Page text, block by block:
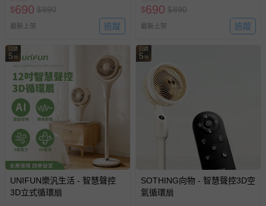
至媽咪愛
LINE@客服ID: @mamilove 我們將依序為您處理
針對滿件折/滿額贈…等活動，如因部份退貨，而該訂單保
留商品未達活動門檻，將以原價計算，活動贈品亦需一併退
回。
部分商品依據消費者保護法的規定，不適用七天鑑賞期/猶
豫期範圍：
易於腐敗、保存期限較短或解約時即將逾期（例如生鮮
商品、食品等）。
客製化商品（例如客製生日書、姓名貼等）。
報紙、期刊或雜誌（惟書籍如經拆封、使用，則酌收整
新費用）。
$690 $890
最新上架 追蹤
$690 $890
最新上架 追蹤
回饋
5 %
UNIFUN樂汎生活 - 智慧聲控
3D立式循環扇
回饋
5 %
SOTHING向物 - 智慧聲控3D空
氣循環扇